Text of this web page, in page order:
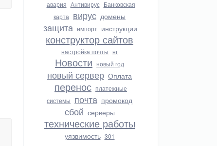
авария Антивирус Банковская
карта вирус домены
защита импорт инструкции
конструктор сайтов
настройка почты нг
Новости новый год
новый сервер Оплата
перенос платежные
системы почта промокод
сбой серверы
технические работы
уязвимость 301